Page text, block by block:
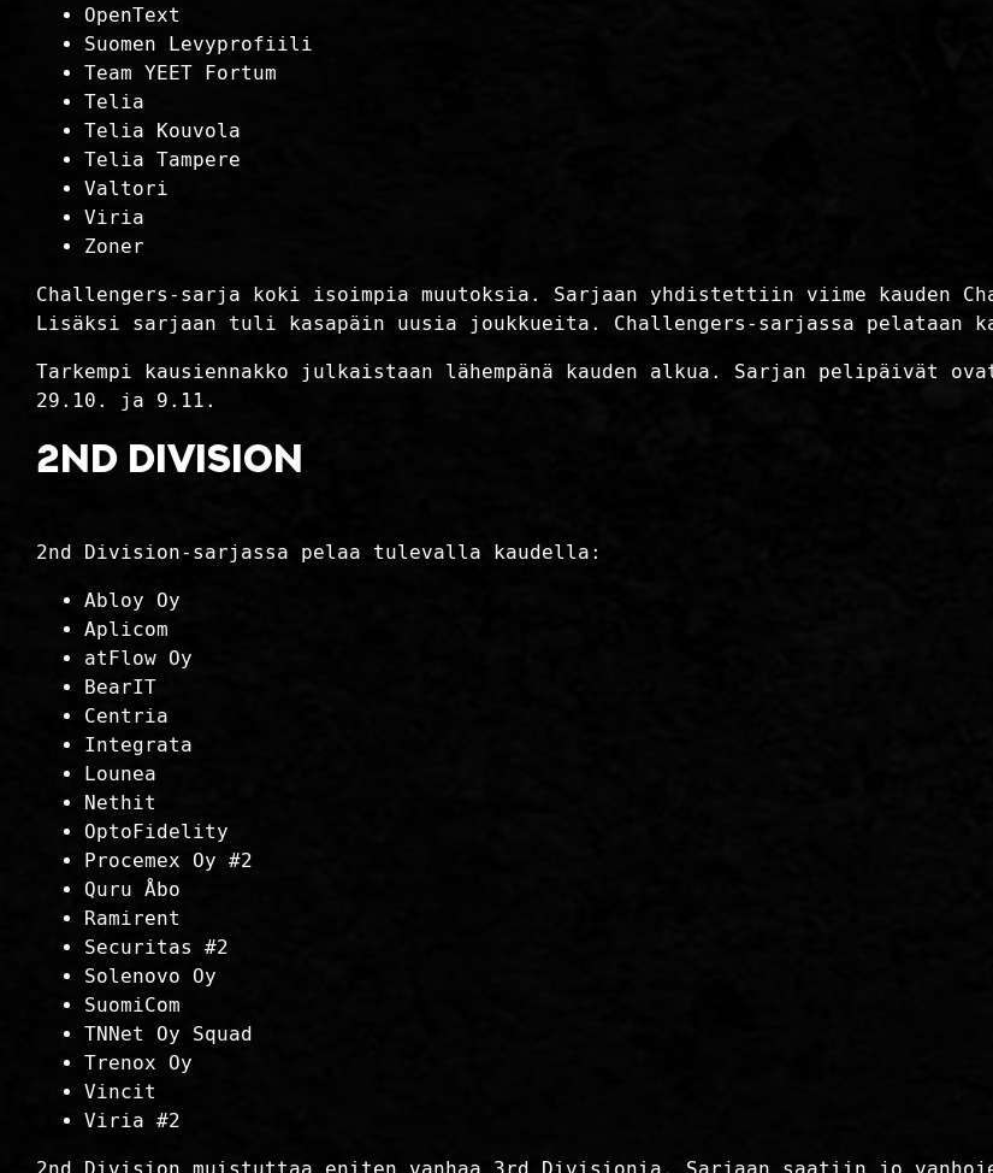
OpenText
Suomen Levyprofiili
Team YEET Fortum
Telia
Telia Kouvola
Telia Tampere
Valtori
Viria
Zoner
Challengers-sarja koki isoimpia muutoksia. Sarjaan yhdistettiin viime kauden
Lisäksi sarjaan tuli kasapäin uusia joukkueita. Challengers-sarjassa pelataan
Tarkempi kausiennakko julkaistaan lähempänä kauden alkua. Sarjan
29.10. ja 9.11.
2nd Division
2nd Division-sarjassa pelaa tulevalla kaudella:
Abloy Oy
Aplicom
atFlow Oy
BearIT
Centria
Integrata
Lounea
Nethit
OptoFidelity
Procemex Oy #2
Quru Åbo
Ramirent
Securitas #2
Solenovo Oy
SuomiCom
TNNet Oy Squad
Trenox Oy
Vincit
Viria #2